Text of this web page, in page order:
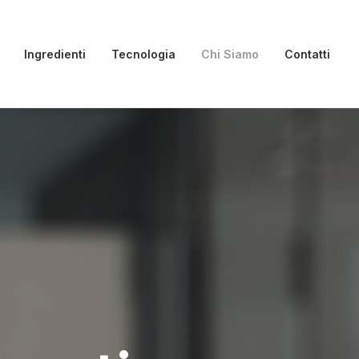
Ingredienti Tecnologia Chi Siamo Contatti